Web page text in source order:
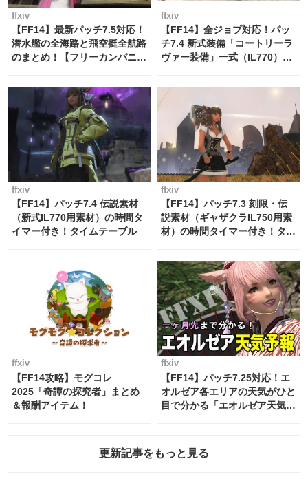
ffxiv
【FF14】最新パッチ7.5対応！
潜水艦の全海路と飛空挺全航路
のまとめ！【フリーカンパニ
ffxiv
【FF14】全ジョブ対応！パッ
チ7.4 新式装備「コートリーラ
ヴァー装備」一式（IL770）の
ffxiv
【FF14】パッチ7.4 伝説素材
（新式IL770用素材）の時間タ
イマー付き！タイムテーブル
ffxiv
【FF14】パッチ7.3 刻限・伝
説素材（ギャザクラIL750用素
材）の時間タイマー付き！タイ
ffxiv
【FF14攻略】モグコレ
2025「奇譚の探究者」まとめ
＆報酬アイテム！
ffxiv
【FF14】パッチ7.25対応！エ
オルゼア各エリアの天気がひと
目で分かる「エオルゼア天気予
更新記事をもっと見る